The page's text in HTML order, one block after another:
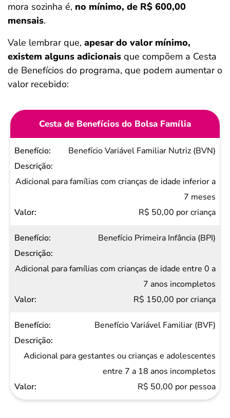
mora sozinha é, no mínimo, de R$ 600,00
mensais.
Vale lembrar que, apesar do valor mínimo,
existem alguns adicionais que compõem a Cesta
de Benefícios do programa, que podem aumentar o
valor recebido:
Cesta de Benefícios do Bolsa Família
Benefício
Descrição
Valor
Benefício Variável Familiar Nutriz (BVN)
Adicional para famílias com crianças de idade inferior a
7 meses
R$ 50,00 por criança
Benefício Primeira Infância (BPI)
Adicional para famílias com crianças de idade entre 0 a
7 anos incompletos
R$ 150,00 por criança
Benefício Variável Familiar (BVF)
Adicional para gestantes ou crianças e adolescentes
entre 7 a 18 anos incompletos
R$ 50,00 por pessoa